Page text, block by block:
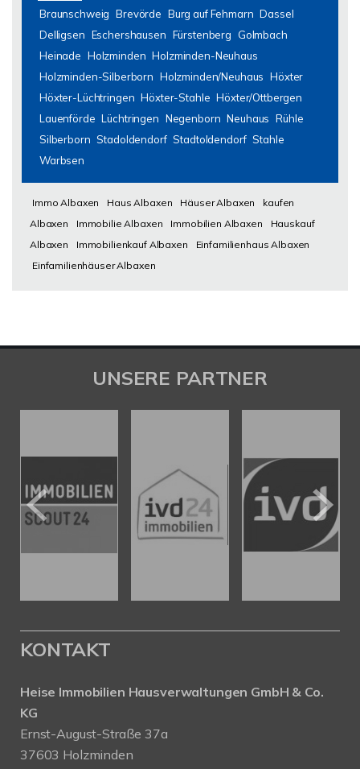
Braunschweig Brevörde Burg auf Fehmarn Dassel
Delligsen Eschershausen Fürstenberg
Golmbach
Heinade Holzminden Holzminden-Neuhaus
Holzminden-Silberborn Holzminden/Neuhaus Höxter
Höxter-Lüchtringen Höxter-Stahle Höxter/Ottbergen
Lauenförde Lüchtringen Negenborn Neuhaus Rühle
Silberborn Stadoldendorf Stadtoldendorf Stahle
Warbsen
Immo Albaxen Haus Albaxen Häuser Albaxen
kaufen
Albaxen
Immobilie Albaxen Immobilien Albaxen
Hauskauf
Albaxen
Immobilienkauf Albaxen
Einfamilienhaus Albaxen
Einfamilienhäuser Albaxen
UNSERE PARTNER
KONTAKT
Heise Immobilien Hausverwaltungen GmbH & Co.
KG
Ernst-August-Straße 37a
37603 Holzminden